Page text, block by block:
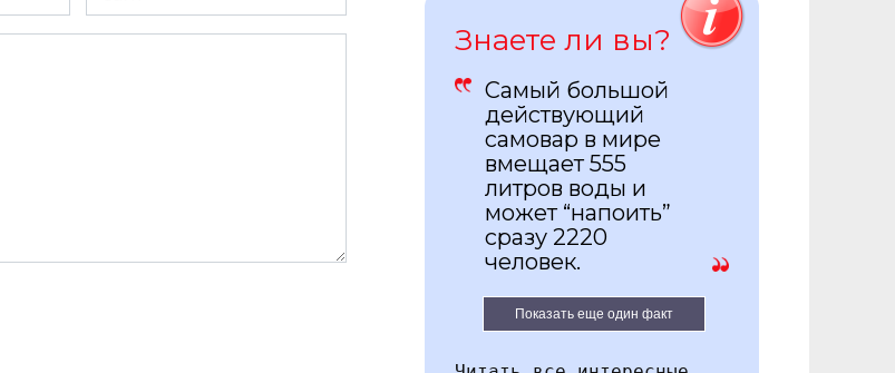
Знаете ли вы?
Самый большой
действующий
самовар в мире
вмещает 555
литров воды и
может “напоить”
сразу 2220
человек.
Показать еще один факт